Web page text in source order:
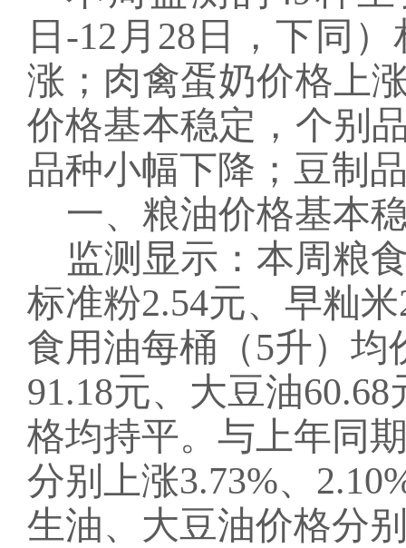
日-12月28日
，下同
涨；肉禽蛋奶价格上
价格基本稳定，个别
品种小幅下降；豆制
一、粮油价格基本
监测显示：本周粮
标准粉2.54元、早籼
食用油每桶（5升）均
91.18元、大豆油
格均持平。 与上年同
分别上涨3.73%、
生油、大豆油价格分